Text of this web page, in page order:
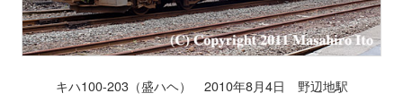
キハ100-203（盛ハヘ） 2010年8月4日 野辺地駅